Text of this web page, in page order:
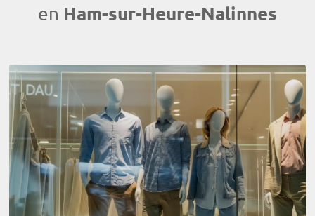
en Ham-sur-Heure-Nalinnes